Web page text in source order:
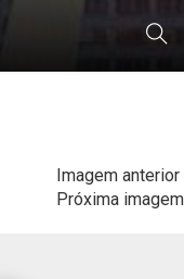
Imagem anterior
Próxima imagem